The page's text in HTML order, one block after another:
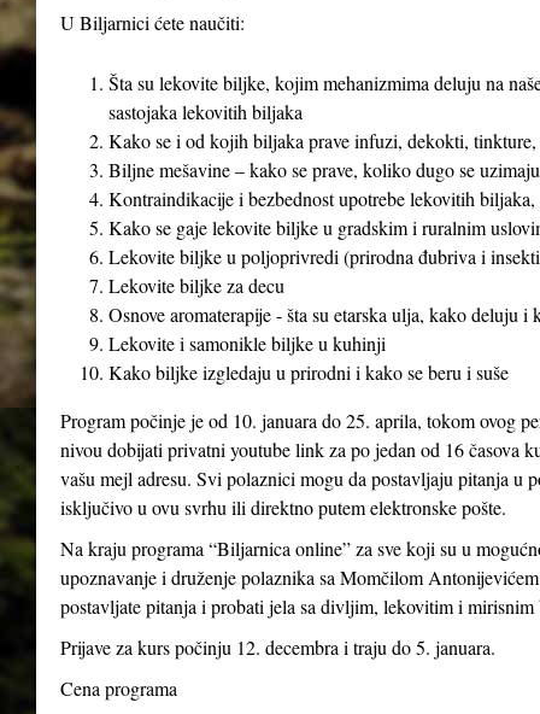
U Biljarnici ćete naučiti:
Šta su lekovite biljke, kojim mehanizmima deluju na
sastojaka lekovitih biljaka
Kako se i od kojih biljaka prave infuzi, dekokti,
Biljne mešavine – kako se prave, koliko dugo se uzimaju
Kontraindikacije i bezbednost upotrebe lekovitih
Kako se gaje lekovite biljke u gradskim i ruralnim
Lekovite biljke u poljoprivredi (prirodna đubriva i
Lekovite biljke za decu
Osnove aromaterapije - šta su etarska ulja, kako deluju
Lekovite i samonikle biljke u kuhinji
Kako biljke izgledaju u prirodni i kako se beru i suše
Program počinje je od 10. januara do 25. aprila, tokom ovog
nivou dobijati privatni youtube link za po jedan od 16 časova
vašu mejl adresu. Svi polaznici mogu da postavljaju pitanja u
isključivo u ovu svrhu ili direktno putem elektronske pošte.
Na kraju programa “Biljarnica online” za sve koji su u
upoznavanje i druženje polaznika sa Momčilom
postavljate pitanja i probati jela sa divljim, lekovitim i
Prijave za kurs počinju 12. decembra i traju do 5. januara.
Cena programa